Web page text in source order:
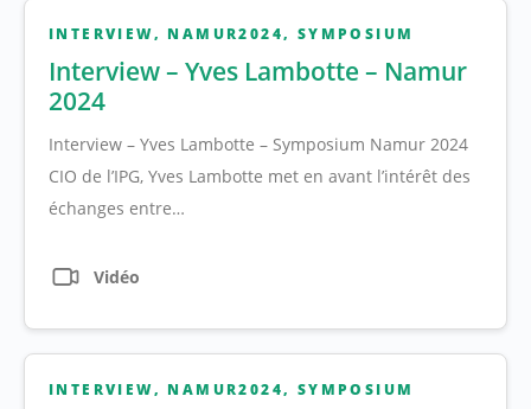
INTERVIEW, NAMUR2024, SYMPOSIUM
Interview – Yves Lambotte – Namur
2024
Interview – Yves Lambotte – Symposium Namur 2024
CIO de l’IPG, Yves Lambotte met en avant l’intérêt des
échanges entre…
Vidéo
INTERVIEW, NAMUR2024, SYMPOSIUM